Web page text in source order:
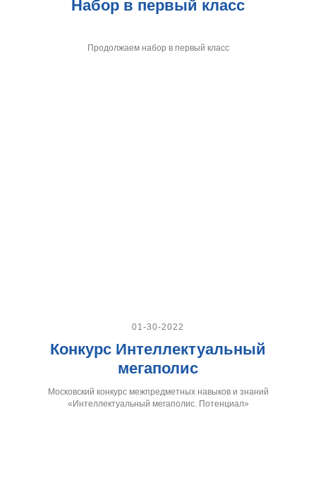
Набор в первый класс
Продолжаем набор в первый класс
01-30-2022
Конкурс Интеллектуальный
мегаполис
Московский конкурс межпредметных навыков и знаний
«Интеллектуальный мегаполис. Потенциал»